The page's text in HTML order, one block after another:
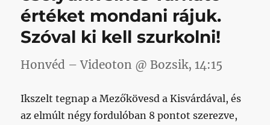
értéket mondani rájuk.
Szóval ki kell szurkolni!
Honvéd – Videoton @ Bozsik, 14:15
Ikszelt tegnap a Mezőkövesd a Kisvárdával, és
az elmúlt négy fordulóban 8 pontot szerezve,